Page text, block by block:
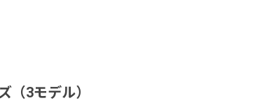
（3モデル）